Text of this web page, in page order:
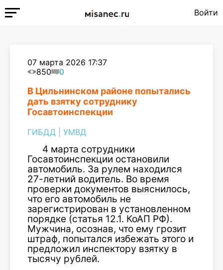
Войти
07 марта 2026 17:37
850
0
В Цильнинском районе попытались
дать взятку сотруднику
Госавтоинспекции
ГИБДД УМВД
4 марта сотрудники
Госавтоинспекции остановили
автомобиль. За рулем находился
27-летний водитель. Во время
проверки документов выяснилось,
что его автомобиль не
зарегистрирован в установленном
порядке (статья 12.1. КоАП РФ).
Мужчина, осознав, что ему грозит
штраф, попытался избежать этого и
предложил инспектору взятку в
тысячу рублей.